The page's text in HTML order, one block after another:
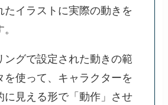
たイラストに実際の動きを
ングで設定された動きの範
を使って、キャラクターを
に見える形で「動作」させ